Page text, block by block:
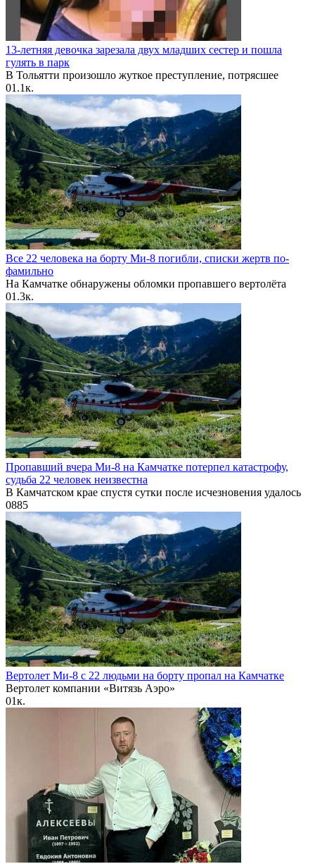
13-летняя девочка зарезала двух младших сестер и пошла
гулять в парк
В Тольятти произошло жуткое преступление, потрясшее
01.1к.
Все 22 человека на борту Ми-8 погибли, списки жертв по-
фамильно
На Камчатке обнаружены обломки пропавшего вертолёта
01.3к.
Пропавший вчера Ми-8 на Камчатке потерпел катастрофу,
судьба 22 человек неизвестна
В Камчатском крае спустя сутки после исчезновения удалось
0885
Вертолет Ми-8 с 22 людьми на борту пропал на Камчатке
Вертолет компании «Витязь Аэро»
01к.